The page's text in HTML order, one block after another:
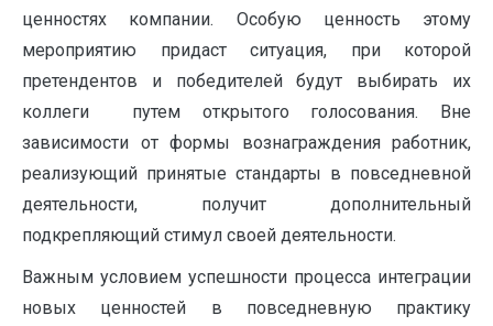
ценностях компании. Особую ценность этому
мероприятию придаст ситуация, при которой
претендентов и победителей будут выбирать их
коллеги путем открытого голосования. Вне
зависимости от формы вознаграждения работник,
реализующий принятые стандарты в повседневной
деятельности, получит дополнительный
подкрепляющий стимул своей деятельности.
Важным условием успешности процесса интеграции
новых ценностей в повседневную практику